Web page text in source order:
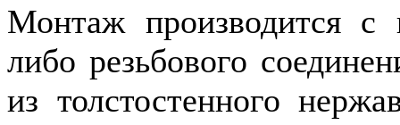
Монтаж производится с
либо резьбового
из толстостенного